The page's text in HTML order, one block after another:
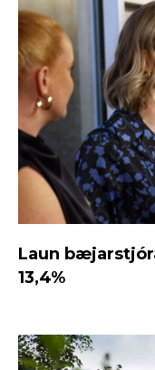
Laun
13,4%